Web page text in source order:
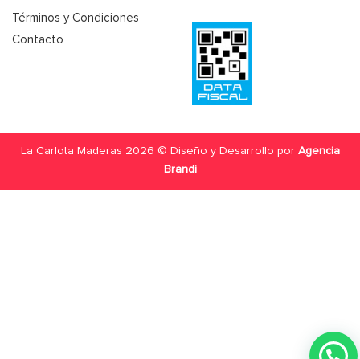
Términos y Condiciones
Contacto
La Carlota Maderas 2026 © Diseño y Desarrollo por Agencia
Brandi